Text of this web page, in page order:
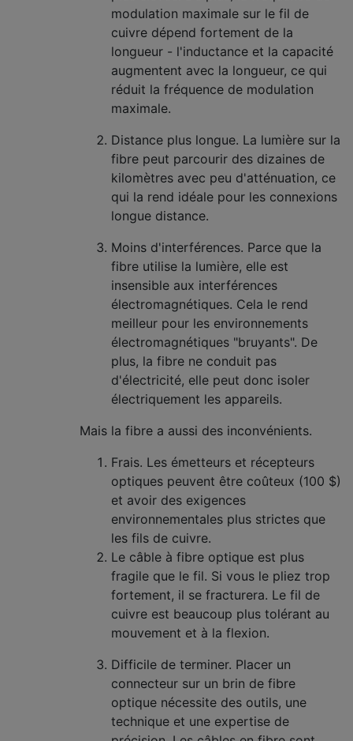
modulation maximale sur le fil de
cuivre dépend fortement de la
longueur - l'inductance et la capacité
augmentent avec la longueur, ce qui
réduit la fréquence de modulation
maximale.
Distance plus longue. La lumière sur la
fibre peut parcourir des dizaines de
kilomètres avec peu d'atténuation, ce
qui la rend idéale pour les connexions
longue distance.
Moins d'interférences. Parce que la
fibre utilise la lumière, elle est
insensible aux interférences
électromagnétiques. Cela le rend
meilleur pour les environnements
électromagnétiques "bruyants". De
plus, la fibre ne conduit pas
d'électricité, elle peut donc isoler
électriquement les appareils.
Mais la fibre a aussi des inconvénients.
Frais. Les émetteurs et récepteurs
optiques peuvent être coûteux (100 $)
et avoir des exigences
environnementales plus strictes que
les fils de cuivre.
Le câble à fibre optique est plus
fragile que le fil. Si vous le pliez trop
fortement, il se fracturera. Le fil de
cuivre est beaucoup plus tolérant au
mouvement et à la flexion.
Difficile de terminer. Placer un
connecteur sur un brin de fibre
optique nécessite des outils, une
technique et une expertise de